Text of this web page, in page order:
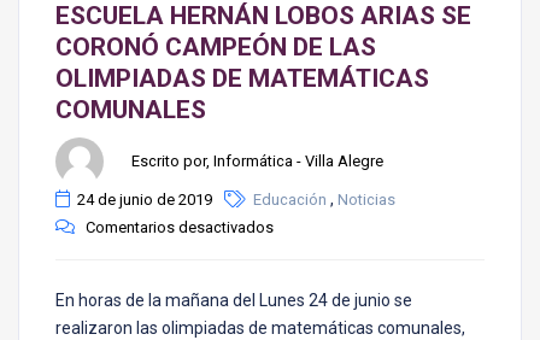
TURISMO
ESCUELA HERNÁN LOBOS ARIAS SE
CORONÓ CAMPEÓN DE LAS
OLIMPIADAS DE MATEMÁTICAS
COMUNALES
Escrito por, Informática - Villa Alegre
24 de junio de 2019 Educación , Noticias
Comentarios desactivados
En horas de la mañana del Lunes 24 de junio se
realizaron las olimpiadas de matemáticas comunales,